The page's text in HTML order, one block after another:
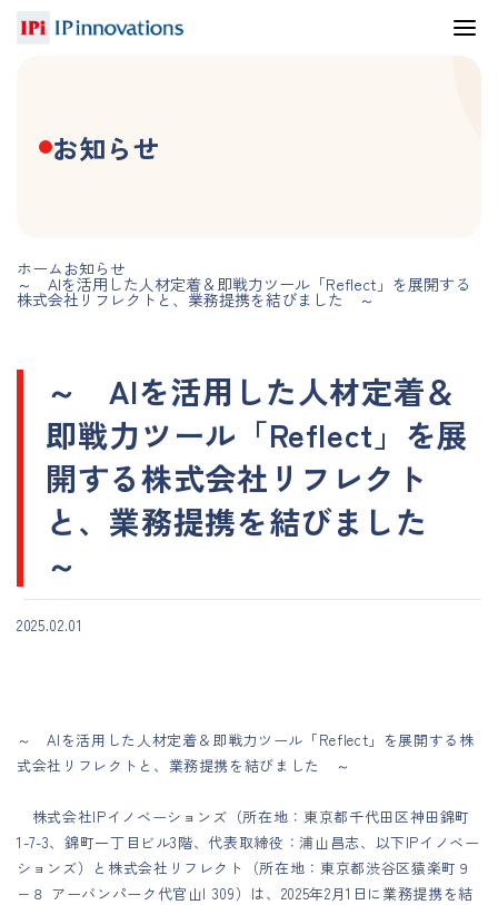
お知らせ
ホーム お知らせ
～ AIを活用した人材定着＆即戦力ツール「Reflect」を展開する
株式会社リフレクトと、業務提携を結びました ～
～ AIを活用した人材定着＆
即戦力ツール「Reflect」を展
開する株式会社リフレクト
と、業務提携を結びました
～
2025.02.01
～ AIを活用した人材定着＆即戦力ツール「Reflect」を展開する株
式会社リフレクトと、業務提携を結びました ～
株式会社IPイノベーションズ（所在地：東京都千代田区神田錦町
1-7-3、錦町一丁目ビル3階、代表取締役：浦山昌志、以下IPイノベー
ションズ）と株式会社リフレクト（所在地：東京都渋谷区猿楽町９
−８ アーバンパーク代官山I 309）は、2025年2月1日に業務提携を結